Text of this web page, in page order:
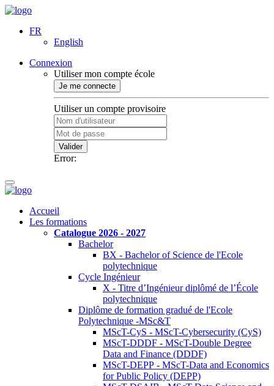
FR
English
Connexion
Utiliser mon compte école
Je me connecte
Utiliser un compte provisoire
Valider
Error:
Accueil
Les formations
Catalogue 2026 - 2027
Bachelor
BX - Bachelor of Science de l'Ecole
polytechnique
Cycle Ingénieur
X - Titre d’Ingénieur diplômé de l’École
polytechnique
Diplôme de formation gradué de l'Ecole
Polytechnique -MSc&T
MScT-CyS - MScT-Cybersecurity (CyS)
MScT-DDDF - MScT-Double Degree
Data and Finance (DDDF)
MScT-DEPP - MScT-Data and Economics
for Public Policy (DEPP)